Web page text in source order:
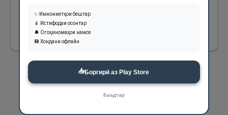
ҷиҳоди ӯ ҷиҳоди фисабилиллоҳ аст».
✨ Имкониятҳои бештар
📱 Истифодаи осонтар
🔔 Огоҳиномаҳои намоз
💾 Хондани офлайн
📥Боргирӣ аз Play Store
Баъдтар